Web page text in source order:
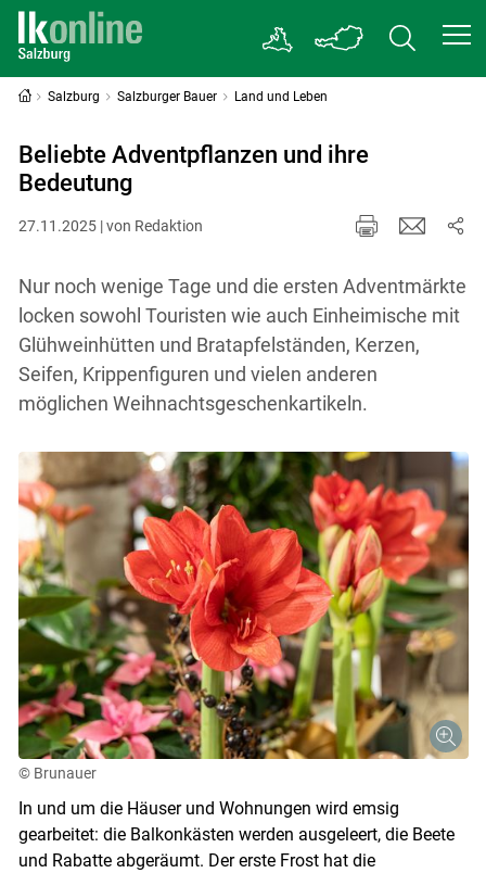
Salzburg Salzburger Bauer Land und Leben
Beliebte Adventpflanzen und ihre
Bedeutung
27.11.2025 | von Redaktion
Nur noch wenige Tage und die ersten Adventmärkte
locken sowohl Touristen wie auch Einheimische mit
Glühweinhütten und Bratapfelständen, Kerzen,
Seifen, Krippenfiguren und vielen anderen
möglichen Weihnachtsgeschenkartikeln.
© Brunauer
In und um die Häuser und Wohnungen wird emsig
gearbeitet: die Balkonkästen werden ausgeleert, die Beete
und Rabatte abgeräumt. Der erste Frost hat die